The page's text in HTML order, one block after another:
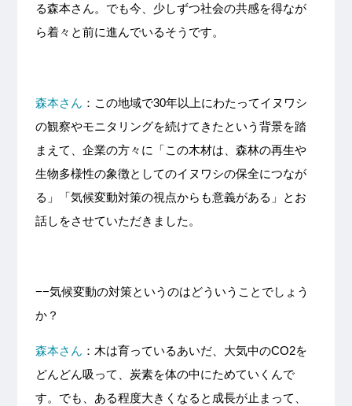
る森本さん。でも今、少しずつ社会の共感を得なが
ら着々と前に進んでいるそうです。
森本さん ：この地域で30年以上にわたってイヌワシ
の観察やモニタリングを続けてきたという背景を踏
まえて、企業の方々に「この木材は、森林の再生や
生物多様性の象徴としてのイヌワシの保全につなが
る」「気候変動対策の視点からも意義がある」とお
話しをさせていただきました。
−−気候変動の対策というのはどういうことでしょう
か？
森本さん ：木は育っているあいだ、大気中のCO2を
どんどん吸って、炭素を体の中にためていくんで
す。でも、ある程度大きくなると成長が止まって、